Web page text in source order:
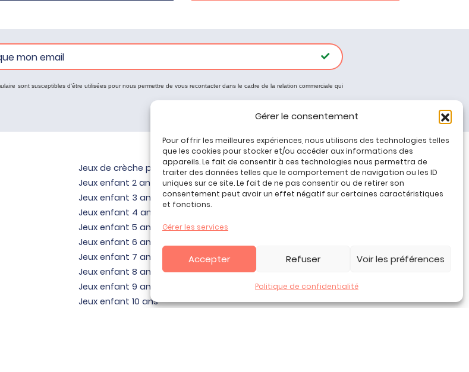
Gérer le consentement
Pour offrir les meilleures expériences, nous utilisons des technologies telles
que les cookies pour stocker et/ou accéder aux informations des
appareils. Le fait de consentir à ces technologies nous permettra de
traiter des données telles que le comportement de navigation ou les ID
uniques sur ce site. Le fait de ne pas consentir ou de retirer son
consentement peut avoir un effet négatif sur certaines caractéristiques
et fonctions.
Gérer les services
Accepter Refuser Voir les préférences
Politique de confidentialité
mon email
sont susceptibles d'être utilisées pour nous permettre de vous recontacter dans le cadre de la relation commerciale qui
Jeux de crèche pour bébé
Jeux enfant 2 ans
Jeux enfant 3 ans
Jeux enfant 4 ans
Jeux enfant 5 ans
Jeux enfant 6 ans
Jeux enfant 7 ans
Jeux enfant 8 ans
Jeux enfant 9 ans
Jeux enfant 10 ans
Tous nos produits
Promos jeux de loisirs créatifs
Plan du site